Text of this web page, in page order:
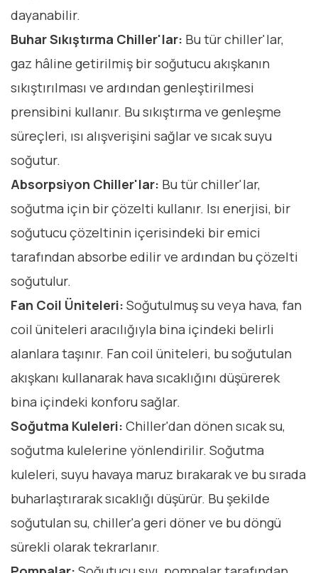
dayanabilir.
Buhar Sıkıştırma Chiller'lar: Bu tür chiller'lar,
gaz hâline getirilmiş bir soğutucu akışkanın
sıkıştırılması ve ardından genleştirilmesi
prensibini kullanır. Bu sıkıştırma ve genleşme
süreçleri, ısı alışverişini sağlar ve sıcak suyu
soğutur.
Absorpsiyon Chiller'lar: Bu tür chiller'lar,
soğutma için bir çözelti kullanır. Isı enerjisi, bir
soğutucu çözeltinin içerisindeki bir emici
tarafından absorbe edilir ve ardından bu çözelti
soğutulur.
Fan Coil Üniteleri: Soğutulmuş su veya hava, fan
coil üniteleri aracılığıyla bina içindeki belirli
alanlara taşınır. Fan coil üniteleri, bu soğutulan
akışkanı kullanarak hava sıcaklığını düşürerek
bina içindeki konforu sağlar.
Soğutma Kuleleri: Chiller'dan dönen sıcak su,
soğutma kulelerine yönlendirilir. Soğutma
kuleleri, suyu havaya maruz bırakarak ve bu sırada
buharlaştırarak sıcaklığı düşürür. Bu şekilde
soğutulan su, chiller'a geri döner ve bu döngü
sürekli olarak tekrarlanır.